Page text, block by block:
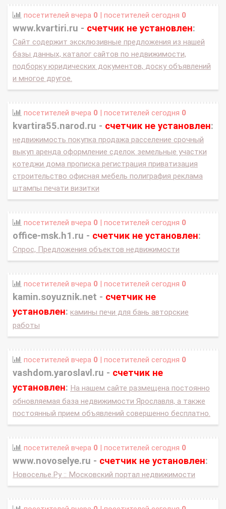
посетителей вчера 0 | посетителей сегодня 0
www.kvartiri.ru - счетчик не установлен:
Сайт содержит эксклюзивные предложения из нашей
базы данных, каталог сайтов по недвижимости,
подборку юридических документов, доску объявлений
и многое другое.
посетителей вчера 0 | посетителей сегодня 0
kvartira55.narod.ru - счетчик не установлен:
недвижимость покупка продажа расселение срочный
выкуп аренда оформление сделок земельные участки
котеджи дома прописка регистрация приватизация
строительство офисная мебель полиграфия реклама
штампы печати визитки
посетителей вчера 0 | посетителей сегодня 0
office-msk.h1.ru - счетчик не установлен:
Спрос, Предложения объектов недвижимости
посетителей вчера 0 | посетителей сегодня 0
kamin.soyuznik.net - счетчик не
установлен: камины печи для бань авторские
работы
посетителей вчера 0 | посетителей сегодня 0
vashdom.yaroslavl.ru - счетчик не
установлен: На нашем сайте размещена постоянно
обновляемая база недвижимости Ярославля, а также
постоянный прием объявлений совершенно бесплатно.
посетителей вчера 0 | посетителей сегодня 0
www.novoselye.ru - счетчик не установлен:
Новоселье.Ру :: Московский портал недвижимости